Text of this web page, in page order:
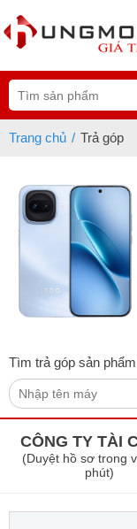
Trang chủ Trả góp
Tìm trả góp sản
CÔNG TY TÀI
(Duyệt hồ sơ trong
phút)